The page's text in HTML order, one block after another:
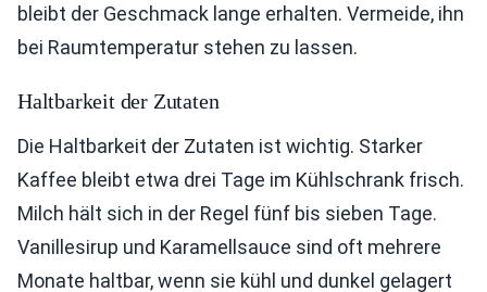
bleibt der Geschmack lange erhalten. Vermeide, ihn
bei Raumtemperatur stehen zu lassen.
Haltbarkeit der Zutaten
Die Haltbarkeit der Zutaten ist wichtig. Starker
Kaffee bleibt etwa drei Tage im Kühlschrank frisch.
Milch hält sich in der Regel fünf bis sieben Tage.
Vanillesirup und Karamellsauce sind oft mehrere
Monate haltbar, wenn sie kühl und dunkel gelagert